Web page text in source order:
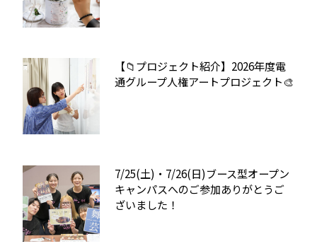
【📁プロジェクト紹介】2026年度電
通グループ人権アートプロジェクト🎨
7/25(土)・7/26(日)ブース型オープン
キャンパスへのご参加ありがとうご
ざいました！